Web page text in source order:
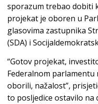
sporazum trebao dobiti
projekat je oboren u
glasovima zastupnika
(SDA) i
“Gotov projekat,
Federalnom
oborili, nažalost”,
to posljedice ostavilo na